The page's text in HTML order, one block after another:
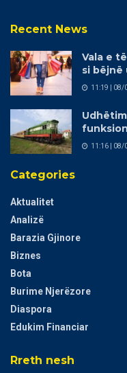
Recent News
Vala e
si bëjnë
11:19 | 08/
11:16 | 08/
Categories
Aktualitet
Analizë
Barazia Gjinore
Biznes
Bota
Burime Njerëzore
Diaspora
Edukim Financiar
Rreth nesh